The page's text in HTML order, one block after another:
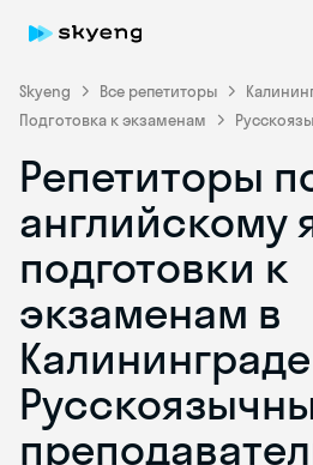
Skyeng Все репетиторы
Подготовка к экзаменам
Репетиторы
английскому
подготовки к
экзаменам в
Skyeng Chat